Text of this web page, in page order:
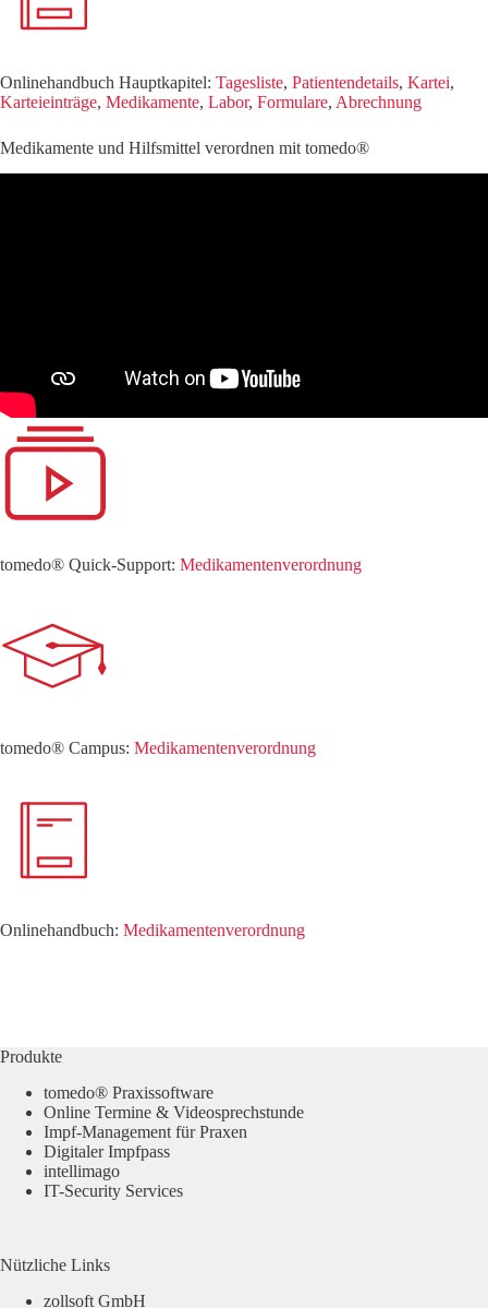
Onlinehandbuch Hauptkapitel: Tagesliste, Patientendetails, Kartei,
Karteieinträge, Medikamente, Labor, Formulare, Abrechnung
Medikamente und Hilfsmittel verordnen mit tomedo®
tomedo® Quick-Support: Medikamentenverordnung
tomedo® Campus: Medikamentenverordnung
Onlinehandbuch: Medikamentenverordnung
Produkte
tomedo® Praxissoftware
Online Termine & Videosprechstunde
Impf-Management für Praxen
Digitaler Impfpass
intellimago
IT-Security Services
Nützliche Links
zollsoft GmbH